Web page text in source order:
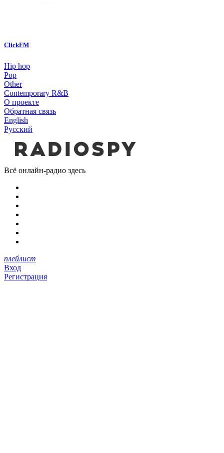
ClickFM
Hip hop
Pop
Other
Contemporary R&B
О проекте
Обратная связь
English
Русский
Всё онлайн-радио здесь
плейлист
Вход
Регистрация